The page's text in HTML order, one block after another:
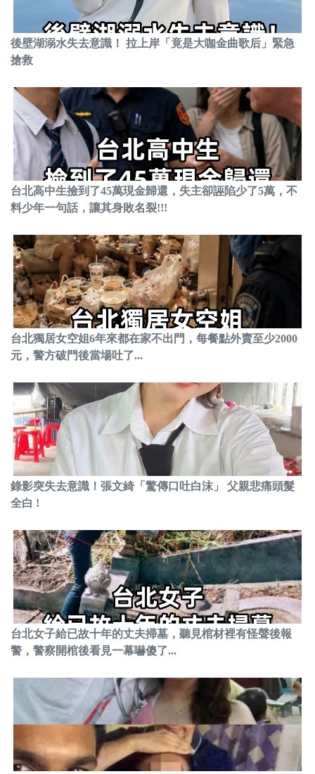
後壁湖溺水失去意識！ 拉上岸「竟是大咖金曲歌后」緊急
搶救
台北高中生撿到了45萬現金歸還，失主卻誣陷少了5萬，不
料少年一句話，讓其身敗名裂!!!
台北獨居女空姐6年來都在家不出門，每餐點外賣至少2000
元，警方破門後當場吐了...
錄影突失去意識！張文綺「驚傳口吐白沫」 父親悲痛頭髮
全白 !
台北女子給已故十年的丈夫掃墓，聽見棺材裡有怪聲後報
警，警察開棺後看見一幕嚇傻了...